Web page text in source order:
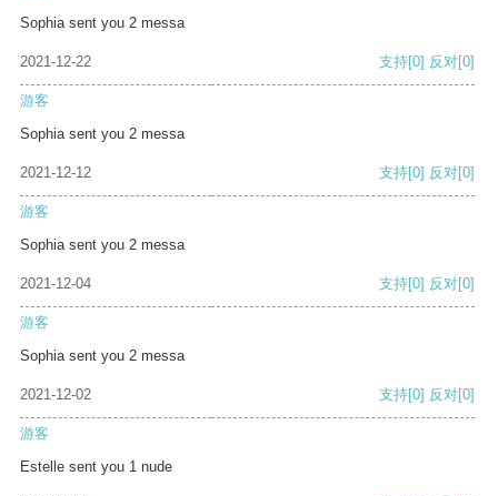
Sophia sent you 2 messa
2021-12-22 支持[0] 反对[0]
游客
Sophia sent you 2 messa
2021-12-12 支持[0] 反对[0]
游客
Sophia sent you 2 messa
2021-12-04 支持[0] 反对[0]
游客
Sophia sent you 2 messa
2021-12-02 支持[0] 反对[0]
游客
Estelle sent you 1 nude